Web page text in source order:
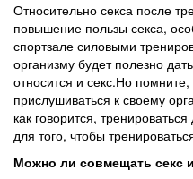
Относительно секса после
повышение пользы секса,
спортзале силовыми
организму будет полезно
относится и секс.Но
прислушиваться к своему
как говорится,
для того, чтобы
Можно ли совмещать секс